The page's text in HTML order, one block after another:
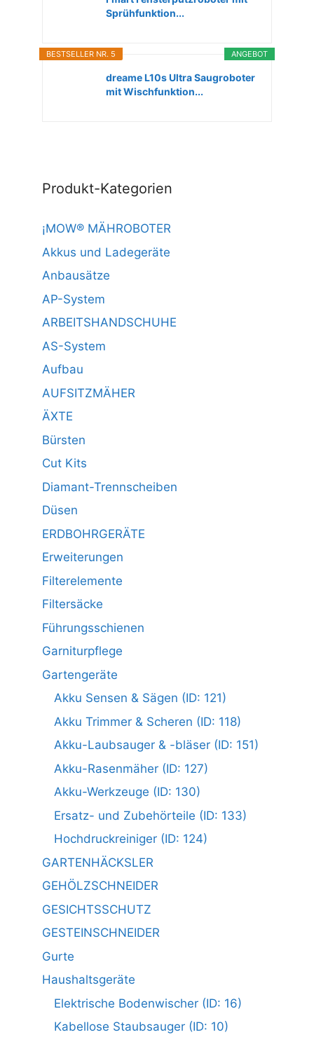
Sprühfunktion...
ANGEBOT
BESTSELLER NR. 5
dreame L10s Ultra Saugroboter
mit Wischfunktion...
Produkt-Kategorien
¡MOW® MÄHROBOTER
Akkus und Ladegeräte
Anbausätze
AP-System
ARBEITSHANDSCHUHE
AS-System
Aufbau
AUFSITZMÄHER
ÄXTE
Bürsten
Cut Kits
Diamant-Trennscheiben
Düsen
ERDBOHRGERÄTE
Erweiterungen
Filterelemente
Filtersäcke
Führungsschienen
Garniturpflege
Gartengeräte
Akku Sensen & Sägen (ID: 121)
Akku Trimmer & Scheren (ID: 118)
Akku-Laubsauger & -bläser (ID: 151)
Akku-Rasenmäher (ID: 127)
Akku-Werkzeuge (ID: 130)
Ersatz- und Zubehörteile (ID: 133)
Hochdruckreiniger (ID: 124)
GARTENHÄCKSLER
GEHÖLZSCHNEIDER
GESICHTSSCHUTZ
GESTEINSCHNEIDER
Gurte
Haushaltsgeräte
Elektrische Bodenwischer (ID: 16)
Kabellose Staubsauger (ID: 10)